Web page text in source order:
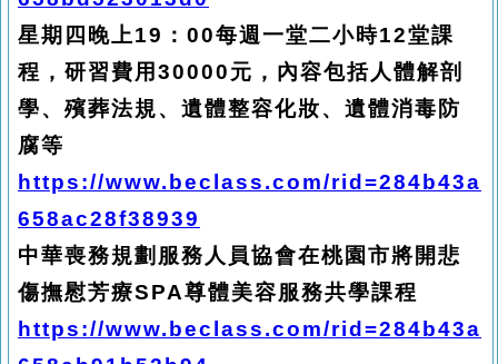
星期四晚上19：00每週一堂二小時12堂課
程，研習費用30000元，內容包括人體解剖
學、殯葬法規、遺體整容化妝、遺體消毒防
腐等
https://www.beclass.com/rid=284b43a
658ac28f38939
中華喪務規劃服務人員協會在桃園市將開悲
傷撫慰芳療SPA尊體美容服務共學課程
https://www.beclass.com/rid=284b43a